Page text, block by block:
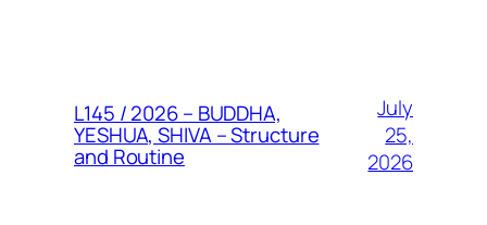
L145 / 2026 – BUDDHA,
YESHUA, SHIVA – Structure
and Routine
July
25,
2026